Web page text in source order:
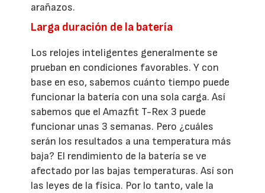
arañazos.
Larga duración de la batería
Los relojes inteligentes generalmente se
prueban en condiciones favorables. Y con
base en eso, sabemos cuánto tiempo puede
funcionar la batería con una sola carga. Así
sabemos que el Amazfit T-Rex 3 puede
funcionar unas 3 semanas. Pero ¿cuáles
serán los resultados a una temperatura más
baja? El rendimiento de la batería se ve
afectado por las bajas temperaturas. Así son
las leyes de la física. Por lo tanto, vale la